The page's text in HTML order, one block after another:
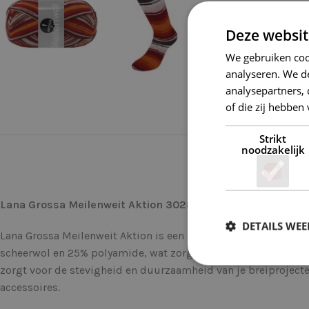
Lana Grossa Meilenweit Aktion 3028: Perfect garen voor
Lana Grossa Meilenweit Aktion is een hoogwaardig garen
scheerwol en 25% polyamide, wat zorgt voor een perfecte
zorgt voor de stevigheid en duurzaamheid van je
accessoires.
Deze
We gebruiken
analyseren. We
of die zij
Strikt
noodzakelijk
DETAILS